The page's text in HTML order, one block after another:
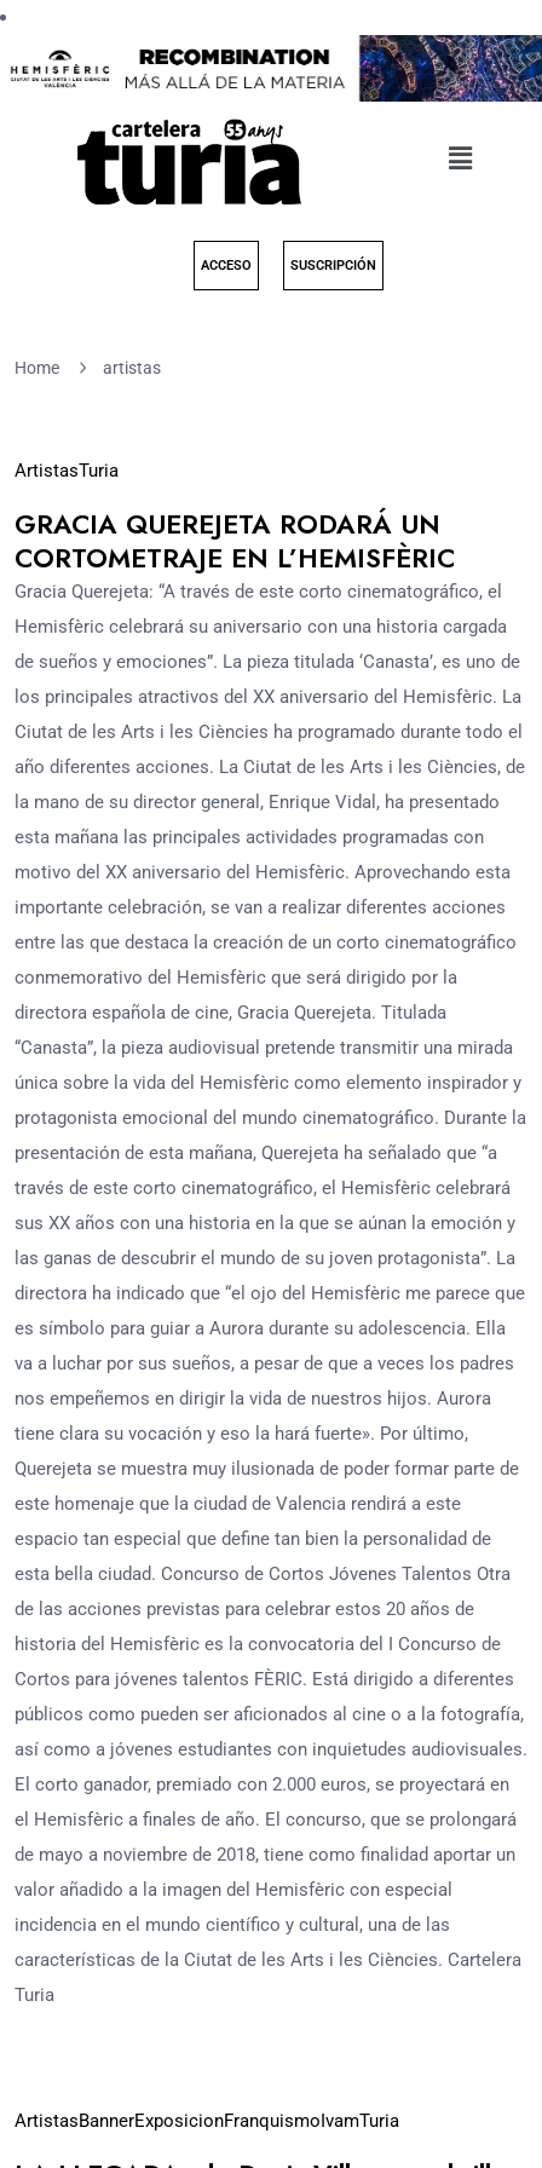
ACCESO SUSCRIPCIÓN
Home artistas
14
ArtistasTuria
GRACIA QUEREJETA RODARÁ UN
CORTOMETRAJE EN L’HEMISFÈRIC
Gracia Querejeta: “A través de este corto cinematográfico, el
Hemisfèric celebrará su aniversario con una historia cargada
de sueños y emociones”. La pieza titulada ‘Canasta’, es uno de
los principales atractivos del XX aniversario del Hemisfèric. La
Ciutat de les Arts i les Ciències ha programado durante todo el
año diferentes acciones. La Ciutat de les Arts i les Ciències, de
la mano de su director general, Enrique Vidal, ha presentado
esta mañana las principales actividades programadas con
motivo del XX aniversario del Hemisfèric. Aprovechando esta
importante celebración, se van a realizar diferentes acciones
entre las que destaca la creación de un corto cinematográfico
conmemorativo del Hemisfèric que será dirigido por la
directora española de cine, Gracia Querejeta. Titulada
“Canasta”, la pieza audiovisual pretende transmitir una mirada
única sobre la vida del Hemisfèric como elemento inspirador y
protagonista emocional del mundo cinematográfico. Durante la
presentación de esta mañana, Querejeta ha señalado que “a
través de este corto cinematográfico, el Hemisfèric celebrará
sus XX años con una historia en la que se aúnan la emoción y
las ganas de descubrir el mundo de su joven protagonista”. La
directora ha indicado que “el ojo del Hemisfèric me parece que
es símbolo para guiar a Aurora durante su adolescencia. Ella
va a luchar por sus sueños, a pesar de que a veces los padres
nos empeñemos en dirigir la vida de nuestros hijos. Aurora
tiene clara su vocación y eso la hará fuerte». Por último,
Querejeta se muestra muy ilusionada de poder formar parte de
este homenaje que la ciudad de Valencia rendirá a este
espacio tan especial que define tan bien la personalidad de
esta bella ciudad. Concurso de Cortos Jóvenes Talentos Otra
de las acciones previstas para celebrar estos 20 años de
historia del Hemisfèric es la convocatoria del I Concurso de
Cortos para jóvenes talentos FÈRIC. Está dirigido a diferentes
públicos como pueden ser aficionados al cine o a la fotografía,
así como a jóvenes estudiantes con inquietudes audiovisuales.
El corto ganador, premiado con 2.000 euros, se proyectará en
el Hemisfèric a finales de año. El concurso, que se prolongará
de mayo a noviembre de 2018, tiene como finalidad aportar un
valor añadido a la imagen del Hemisfèric con especial
incidencia en el mundo científico y cultural, una de las
características de la Ciutat de les Arts i les Ciències. Cartelera
Turia
23
ArtistasBannerExposicionFranquismoIvamTuria